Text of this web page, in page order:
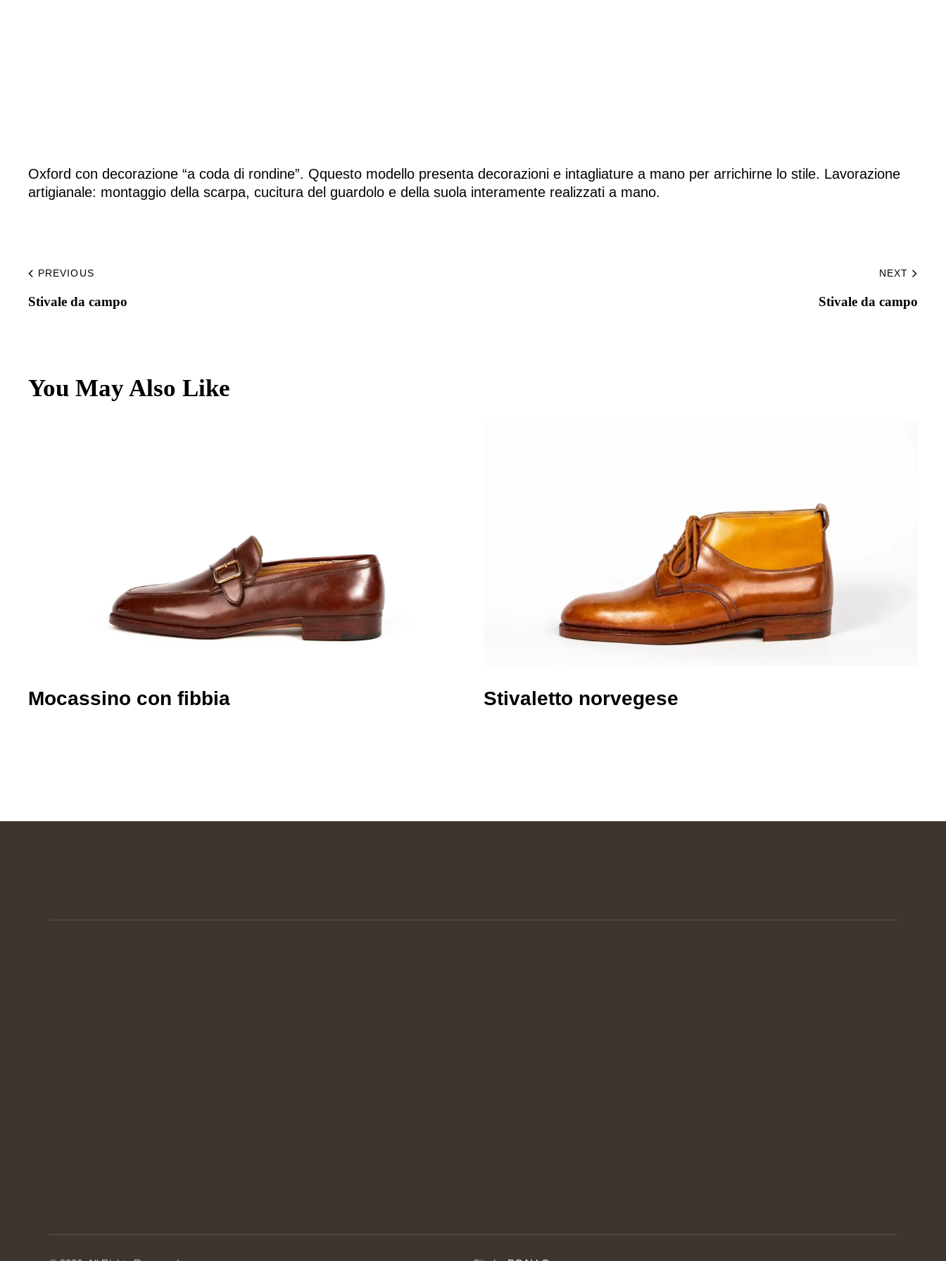
Remote Bespoke
La Bottega
Contatti
Oxford con decorazione “a coda di rondine”. Qquesto modello presenta decorazioni e intagliature a mano per arrichirne lo stile. Lavorazione
artigianale: montaggio della scarpa, cucitura del guardolo e della suola interamente realizzati a mano.
PREVIOUS
Stivale da campo​
NEXT
Stivale da campo​
You May Also Like
Mocassino con fibbia Stivaletto norvegese​